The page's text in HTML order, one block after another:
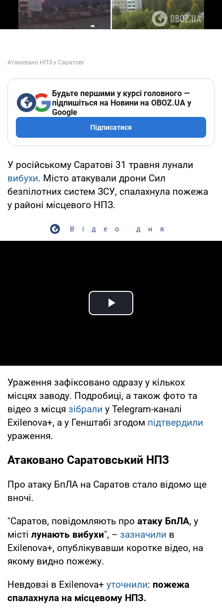
Будьте першими у курсі головного —
підпишіться на Новини на OBOZ.UA у
Google
Підписатися
У російському Саратові 31 травня лунали
вибухи. Місто атакували дрони Сил
безпілотних систем ЗСУ, спалахнула пожежа
у районі місцевого НПЗ.
Відео дня
Play Video
Ураження зафіксовано одразу у кількох
місцях заводу. Подробиці, а також фото та
відео з місця зібрали у Telegram-каналі
Exilenova+, а у Генштабі згодом підтвердили
ураження.
Атаковано Саратовський НПЗ
Про атаку БпЛА на Саратов стало відомо ще
вночі.
"Саратов, повідомляють про атаку БпЛА, у
місті лунають вибухи", – зазначили в
Exilenova+, опублікувавши коротке відео, на
якому видно пожежу.
Невдовзі в Exilenova+ уточнили: пожежа
спалахнула на місцевому НПЗ.